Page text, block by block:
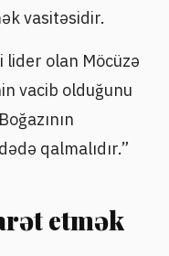
vasitəsidir.
lider olan Möcüzə
vacib olduğunu
qalmalıdır.”
etmək